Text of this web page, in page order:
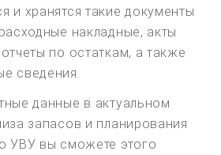
и хранятся такие документы
накладные, акты
по остаткам, а также
сведения.
данные в актуальном
запасов и планирования
УВУ вы сможете этого